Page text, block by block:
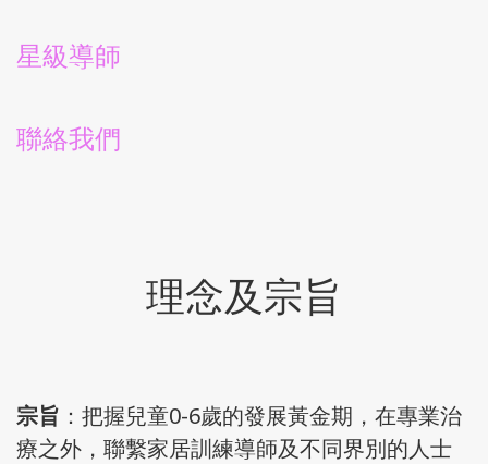
星級導師
聯絡我們
理念及宗旨
宗旨 ：把握兒童0-6歲的發展黃金期，在專業治
療之外，聯繫家居訓練導師及不同界別的人士